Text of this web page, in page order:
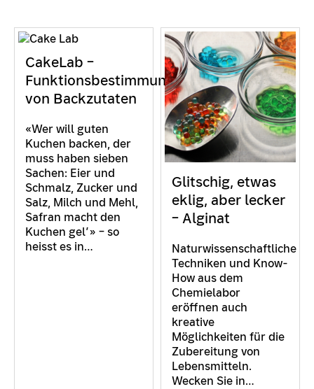
CakeLab –
Funktionsbestimmung
von Backzutaten
«Wer will guten
Kuchen backen, der
muss haben sieben
Sachen: Eier und
Schmalz, Zucker und
Salz, Milch und Mehl,
Safran macht den
Kuchen gel’» – so
heisst es in…
Glitschig, etwas
eklig, aber lecker
– Alginat
Naturwissenschaftliche
Techniken und Know-
How aus dem
Chemielabor
eröffnen auch
kreative
Möglichkeiten für die
Zubereitung von
Lebensmitteln.
Wecken Sie in…